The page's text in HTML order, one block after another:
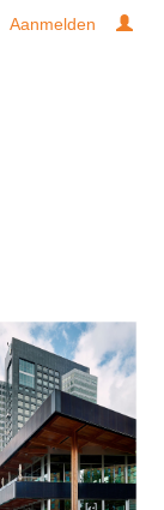
Aanmelden